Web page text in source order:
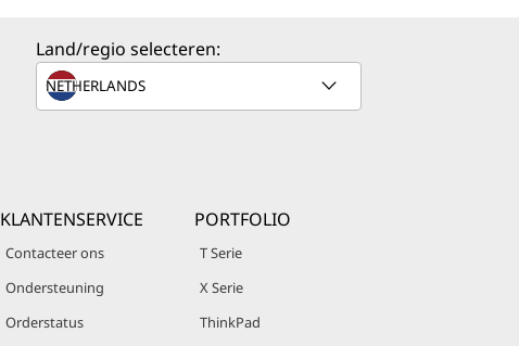
Land/regio selecteren:
KLANTENSERVICE
Contacteer ons
Ondersteuning
Orderstatus
PORTFOLIO
T Serie
X Serie
ThinkPad